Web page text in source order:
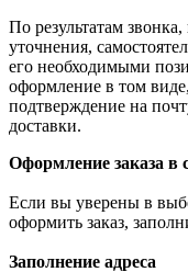
По результатам
уточнения,
его необходимыми
оформление в том
подтверждение на
доставки.
Оформление заказа в
Если вы уверены в
оформить заказ,
Заполнение адреса